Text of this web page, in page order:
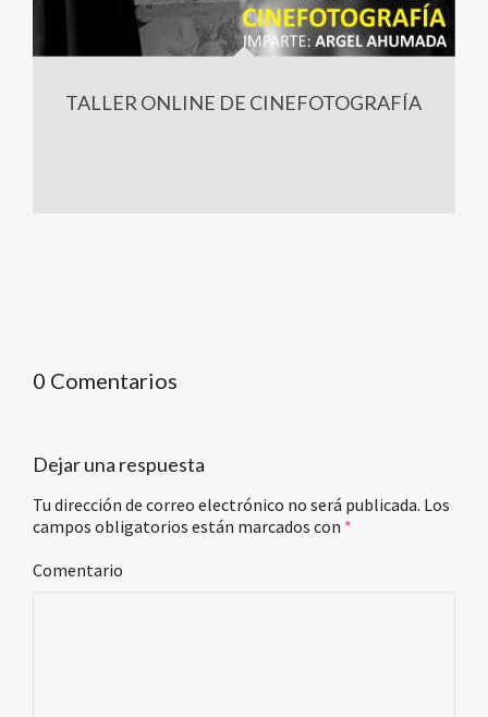
TALLER ONLINE DE CINEFOTOGRAFÍA
0 Comentarios
Dejar una respuesta
Tu dirección de correo electrónico no será publicada. Los
campos obligatorios están marcados con *
Comentario